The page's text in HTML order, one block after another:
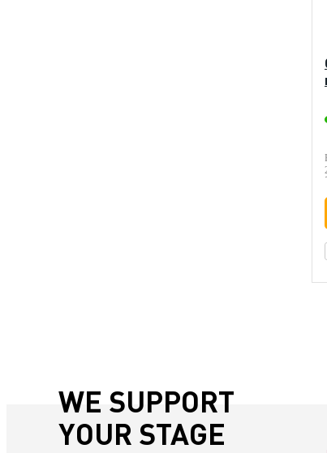
WE SUPPORT
YOUR STAGE